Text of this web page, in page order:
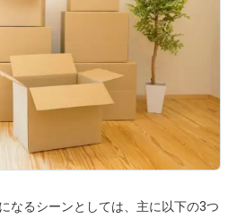
なるシーンとしては、主に以下の3つ